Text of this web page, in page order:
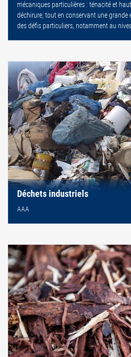
mécaniques particulières : ténacité et
déchirure, tout en conservant une grande
des défis particuliers, notamment au
Déchets industriels
AAA